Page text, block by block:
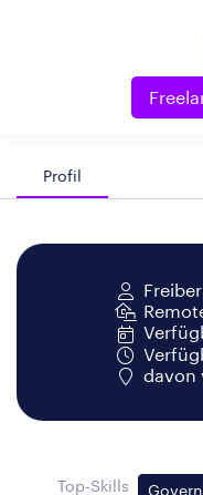
Profil
davon
Top-Skills